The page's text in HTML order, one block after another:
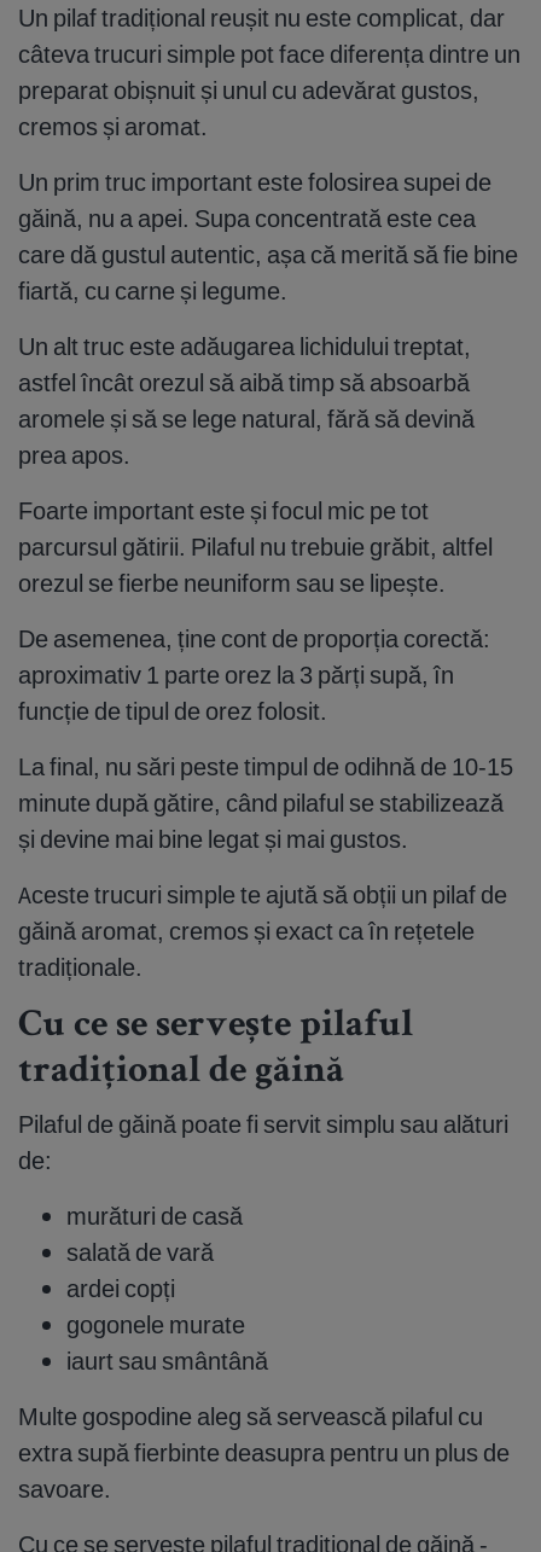
Un pilaf tradițional reușit nu este complicat, dar
câteva trucuri simple pot face diferența dintre un
preparat obișnuit și unul cu adevărat gustos,
cremos și aromat.
Un prim truc important este folosirea supei de
găină, nu a apei. Supa concentrată este cea
care dă gustul autentic, așa că merită să fie bine
fiartă, cu carne și legume.
Un alt truc este adăugarea lichidului treptat,
astfel încât orezul să aibă timp să absoarbă
aromele și să se lege natural, fără să devină
prea apos.
Foarte important este și focul mic pe tot
parcursul gătirii. Pilaful nu trebuie grăbit, altfel
orezul se fierbe neuniform sau se lipește.
De asemenea, ține cont de proporția corectă:
aproximativ 1 parte orez la 3 părți supă, în
funcție de tipul de orez folosit.
La final, nu sări peste timpul de odihnă de 10-15
minute după gătire, când pilaful se stabilizează
și devine mai bine legat și mai gustos.
Aceste trucuri simple te ajută să obții un pilaf de
găină aromat, cremos și exact ca în rețetele
tradiționale.
Cu ce se servește pilaful
tradițional de găină
Pilaful de găină poate fi servit simplu sau alături
de:
murături de casă
salată de vară
ardei copți
gogonele murate
iaurt sau smântână
Multe gospodine aleg să servească pilaful cu
extra supă fierbinte deasupra pentru un plus de
savoare.
Cu ce se servește pilaful tradițional de găină -